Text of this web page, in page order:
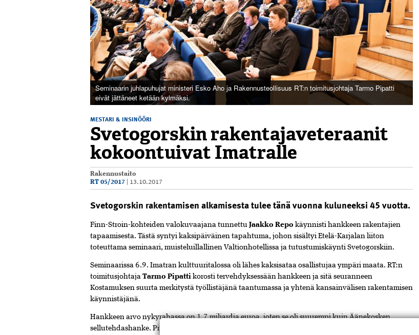
Seminaarin juhlapuhujat ministeri Esko Aho ja Rakennusteollisuus RT:n toimitusjohtaja Tarmo Pipatti
eivät jättäneet ketään kylmäksi.
MESTARI & INSINÖÖRI
Svetogorskin rakentajaveteraanit
kokoontuivat Imatralle
Rakennustaito
RT 05/2017
13.10.2017
Svetogorskin rakentamisen alkamisesta tulee tänä vuonna kuluneeksi 45 vuotta.
Finn-Stroin-kohteiden valokuvaajana tunnettuJaakko Repo käynnisti hankkeen rakentajien
tapaamisesta. Tästä syntyi kaksipäiväinen tapahtuma, johon sisältyi Etelä-Karjalan liiton
toteuttama seminaari, muisteluillallinen Valtionhotellissa ja tutustumiskäynti Svetogorskiin.
Seminaarissa 6.9. Imatran kulttuuritalossa oli lähes kaksisataa osallistujaa ympäri maata. RT:n
toimitusjohtajaTarmo Pipattikorosti tervehdyksessään hankkeen ja sitä seuranneen
Kostamuksen suurta merkitystä työllistäjänä taantumassa ja yhtenä kansainvälisen rakentamisen
käynnistäjänä.
Hankkeen arvo nykyrahassa on 1,7 miljardia euroa, joten se oli suurempi kuin Äänekosken
sellutehdashanke. Pipatti tarkasteli myös rakentamisen tulevaisuutta. Sitä tulee leimaamaan